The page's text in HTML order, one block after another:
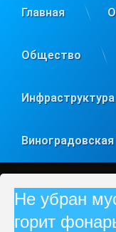
Главная
Общество
Инфраструктура
Не убран
горит